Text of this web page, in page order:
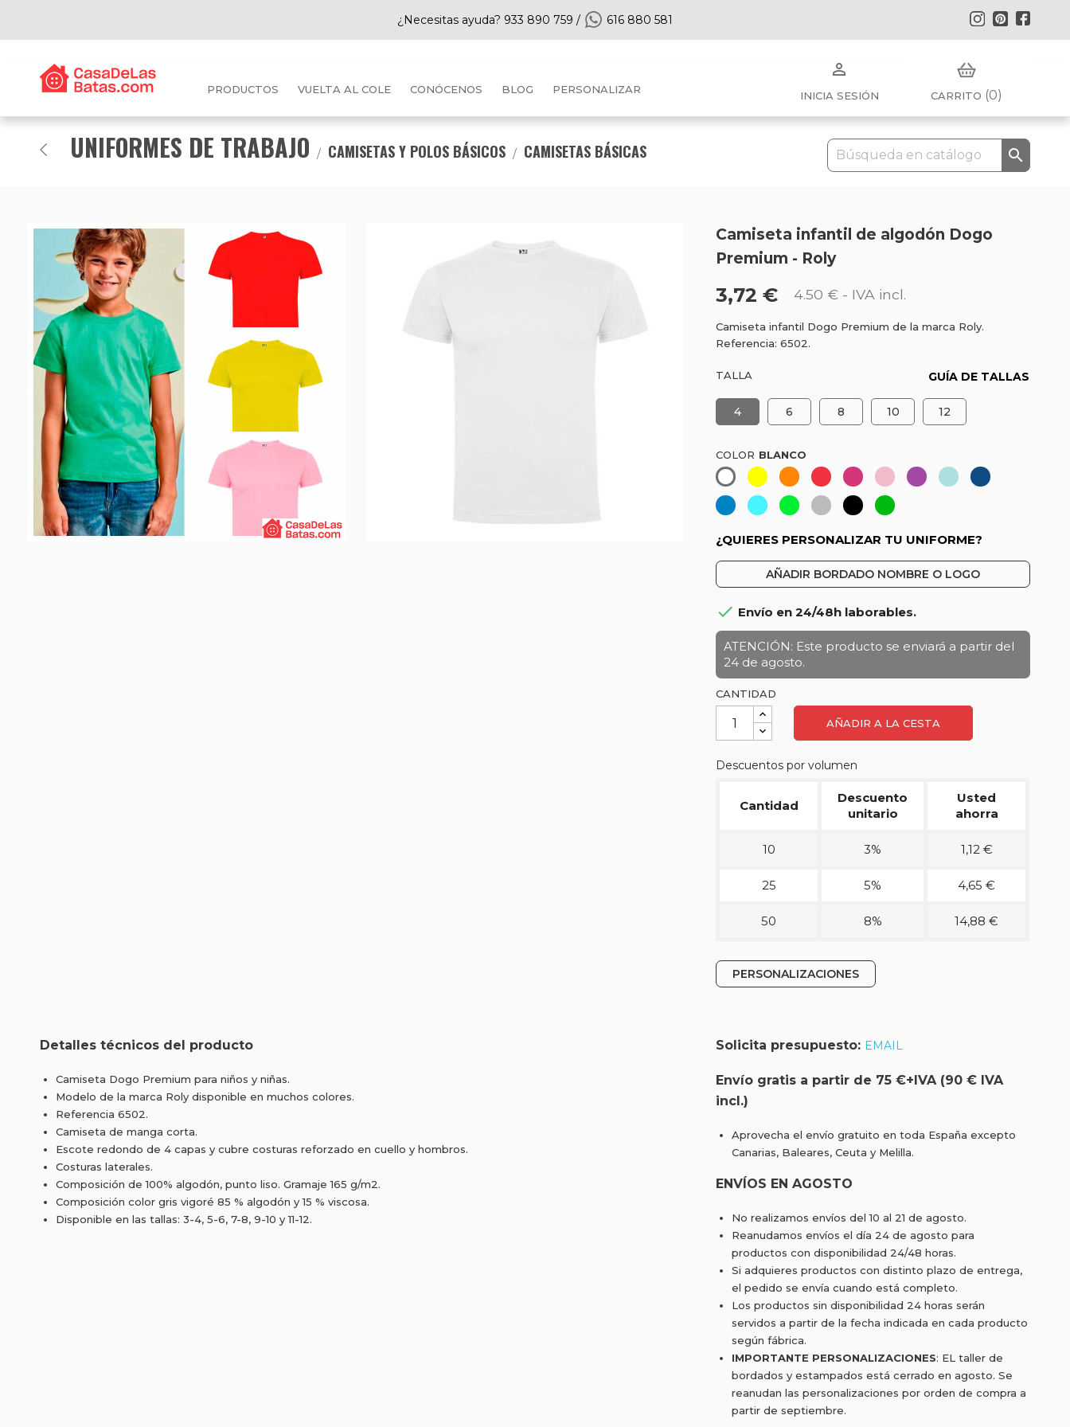
¿Necesitas ayuda? 933 890 759 / 616 880 581 Pinterest
Instagram
PRODUCTOS VUELTA AL COLE CONÓCENOS BLOG PERSONALIZAR

INICIA SESIÓN CARRITO (0)
UNIFORMES DE TRABAJO CAMISETAS Y POLOS BÁSICOS CAMISETAS BÁSICAS 
Camiseta infantil de algodón Dogo
Premium - Roly
3,72 € 4.50 € - IVA incl.
Camiseta infantil Dogo Premium de la marca Roly.
Referencia: 6502.
TALLA GUÍA DE TALLAS
4 6 8 10 12
COLOR
BlancoAmarilloNaranja-
Coral
Rojo FucsiaRosa
MoradoCelesteAzul
Azul TurquesaVerdeGris
NegroVerde
¿QUIERES PERSONALIZAR TU UNIFORME?
AÑADIR BORDADO NOMBRE O LOGO
 Envío en 24/48h laborables.
ATENCIÓN: Este producto se enviará a partir del
24 de agosto.
CANTIDAD
AÑADIR A LA CESTA
Descuentos por volumen
Cantidad
Descuento
unitario
Usted
ahorra
10 3% 1,12 €
25 5% 4,65 €
50 8% 14,88 €
PERSONALIZACIONES
Detalles técnicos del producto
Camiseta Dogo Premium para niños y niñas.
Modelo de la marca Roly disponible en muchos colores.
Referencia 6502.
Camiseta de manga corta.
Escote redondo de 4 capas y cubre costuras reforzado en cuello y hombros.
Costuras laterales.
Composición de 100% algodón, punto liso. Gramaje 165 g/m2.
Composición color gris vigoré 85 % algodón y 15 % viscosa.
Disponible en las tallas: 3-4, 5-6, 7-8, 9-10 y 11-12.
Solicita presupuesto: EMAIL
Envío gratis a partir de 75 €+IVA (90 € IVA
incl.)
Aprovecha el envío gratuito en toda España excepto
Canarias, Baleares, Ceuta y Melilla.
ENVÍOS EN AGOSTO
No realizamos envíos del 10 al 21 de agosto.
Reanudamos envíos el día 24 de agosto para
productos con disponibilidad 24/48 horas.
Si adquieres productos con distinto plazo de entrega,
el pedido se envía cuando está completo.
Los productos sin disponibilidad 24 horas serán
servidos a partir de la fecha indicada en cada producto
según fábrica.
IMPORTANTE PERSONALIZACIONES: EL taller de
bordados y estampados está cerrado en agosto. Se
reanudan las personalizaciones por orden de compra a
partir de septiembre.